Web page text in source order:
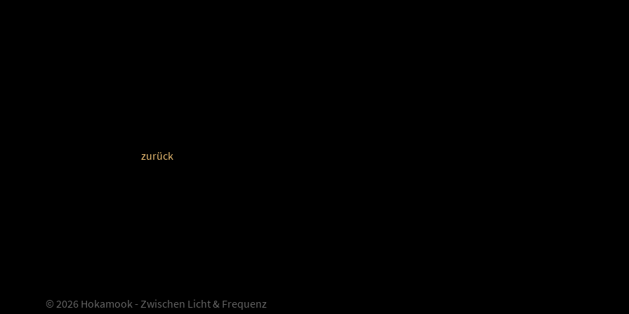
zurück
© 2026 Hokamook - Zwischen Licht & Frequenz